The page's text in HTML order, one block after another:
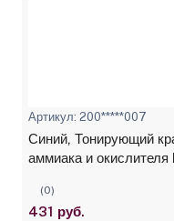
Артикул: 200*****007
Синий, Тонирующий
аммиака и
(0)
431 руб.